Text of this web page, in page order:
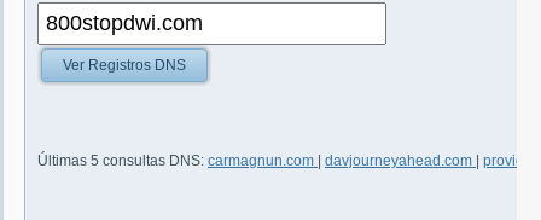
Ver Registros DNS
Últimas 5 consultas DNS: carmagnun.com davjourneyahead.com